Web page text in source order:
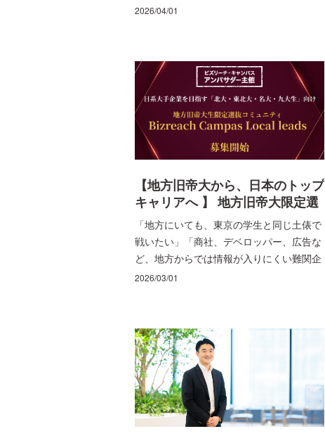
2026/04/01
【地方旧帝大から、日本のトップ
キャリアへ 】 地方旧帝大限定選
抜コミュニティ“BizReach
Campus Local leads”とは？
BizReach Campus Local leads
(BCL)
「地方にいても、東京の学生と同じ土俵で
戦いたい」「商社、デベロッパー、広告な
ど、地方からでは情報が入りにくい難関企
業に挑戦したい」「大学の枠を越えて、高
大生の方はいらっしゃいませんか？ そん
な、地理的な壁を越えてキャリアを切り拓
きたい皆さんに、難関企業内定者がマンツ
ーマンで伴走する地方特化型選抜コミュニ
ティ 「BizReach Campus Local
leads（BCL）」が始動します。 本コラム
では、今期新たに発足する「地方旧帝大生
2026/03/01